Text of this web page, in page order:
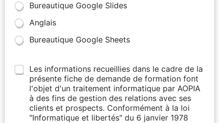
Bureautique Google Slides
Anglais
Bureautique Google Sheets
Les informations recueillies dans le cadre de la
présente fiche de demande de formation font
l'objet d'un traitement informatique par AOPIA
à des fins de gestion des relations avec ses
clients et prospects. Conformément à la loi
"Informatique et libertés" du 6 janvier 1978